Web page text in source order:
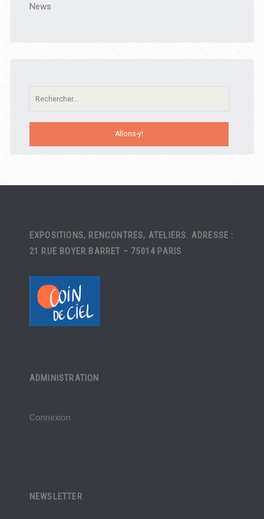
News
Recherche:
EXPOSITIONS, RENCONTRES, ATELIERS. ADRESSE :
21 RUE BOYER BARRET – 75014 PARIS
ADMINISTRATION
Connexion
NEWSLETTER